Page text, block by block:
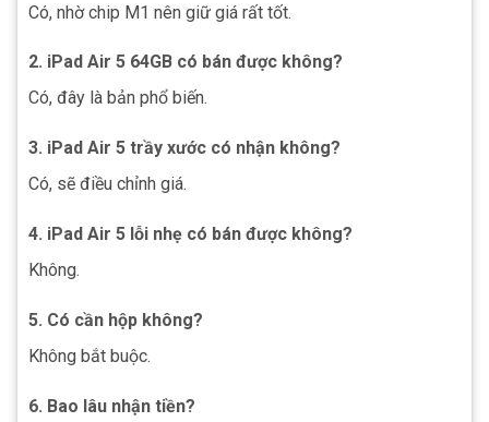
Có, nhờ chip M1 nên giữ giá rất tốt.
2. iPad Air 5 64GB có bán được không?
Có, đây là bản phổ biến.
3. iPad Air 5 trầy xước có nhận không?
Có, sẽ điều chỉnh giá.
4. iPad Air 5 lỗi nhẹ có bán được không?
Không.
5. Có cần hộp không?
Không bắt buộc.
6. Bao lâu nhận tiền?